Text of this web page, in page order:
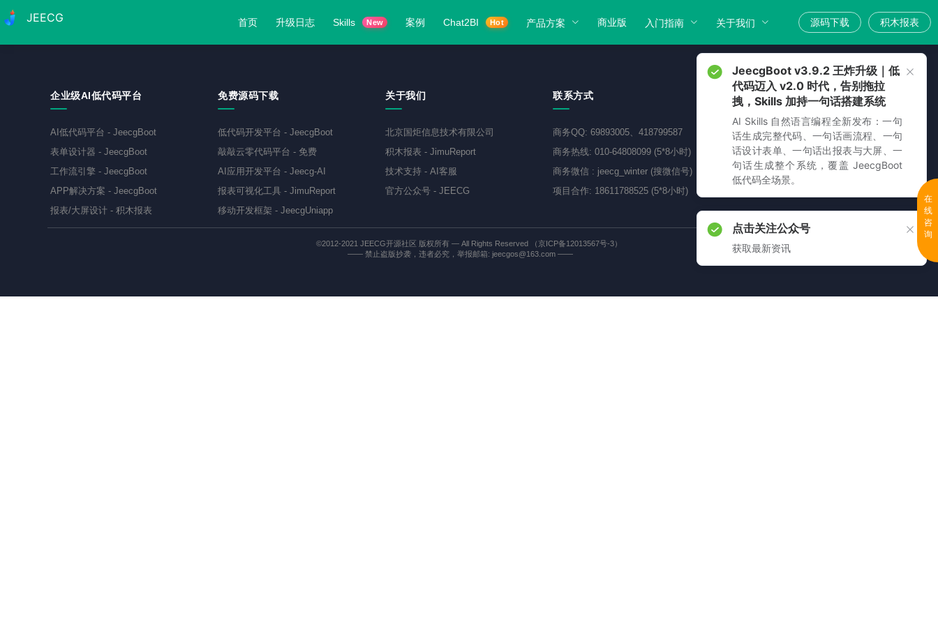
JEECG 首页 升级日志 Skills New 案例 Chat2BI Hot 产品方案 商业版 入门指南 关于我们 源码下载 积木报表
企业级AI低代码平台
AI低代码平台 - JeecgBoot
表单设计器 - JeecgBoot
工作流引擎 - JeecgBoot
APP解决方案 - JeecgBoot
报表/大屏设计 - 积木报表
免费源码下载
低代码开发平台 - JeecgBoot
敲敲云零代码平台 - 免费
AI应用开发平台 - Jeecg-AI
报表可视化工具 - JimuReport
移动开发框架 - JeecgUniapp
关于我们
北京国炬信息技术有限公司
积木报表 - JimuReport
技术支持 - AI客服
官方公众号 - JEECG
联系方式
商务QQ: 69893005、418799587
商务热线: 010-64808099 (5*8小时)
商务微信 : jeecg_winter (搜微信号)
项目合作: 18611788525 (5*8小时)
©2012-2021 JEECG开源社区 版权所有 — All Rights Reserved
（京ICP备12013567号-3）
—— 禁止盗版抄袭，违者必究，举报邮箱: jeecgos@163.com ——
在
线
咨
询
JeecgBoot v3.9.2 王炸升级｜低
代码迈入 v2.0 时代，告别拖拉
拽，Skills 加持一句话搭建系统
AI Skills 自然语言编程全新发布：一句
话生成完整代码、一句话画流程、一句
话设计表单、一句话出报表与大屏、一
句话生成整个系统，覆盖 JeecgBoot
低代码全场景。
点击关注公众号
获取最新资讯